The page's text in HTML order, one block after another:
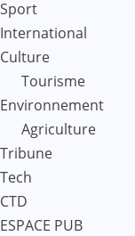
Sport
International
Culture
Tourisme
Environnement
Agriculture
Tribune
Tech
CTD
ESPACE PUB